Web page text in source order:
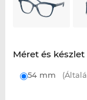
Méret és készlet
54 mm